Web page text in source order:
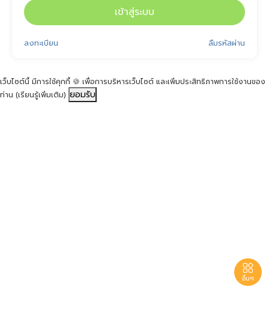
เข้าสู่ระบบ
ลืมรหัสผ่าน
ลงทะเบียน

อื่นๆ
เว็บไซต์นี้ มีการใช้คุกกี้ 🍪 เพื่อการบริหารเว็บไซต์ และเพิ่มประสิทธิภาพการใช้งานของ
ท่าน (เรียนรู้เพิ่มเติม) ยอมรับ